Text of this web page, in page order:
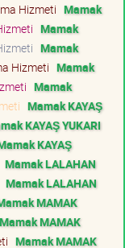
Hizmeti Mamak
Mamak
Mamak
Hizmeti Mamak
Mamak
Mamak KAYAŞ
KAYAŞ YUKARI
KAYAŞ
Mamak LALAHAN
Mamak LALAHAN
MAMAK
Mamak MAMAK
Mamak MAMAK